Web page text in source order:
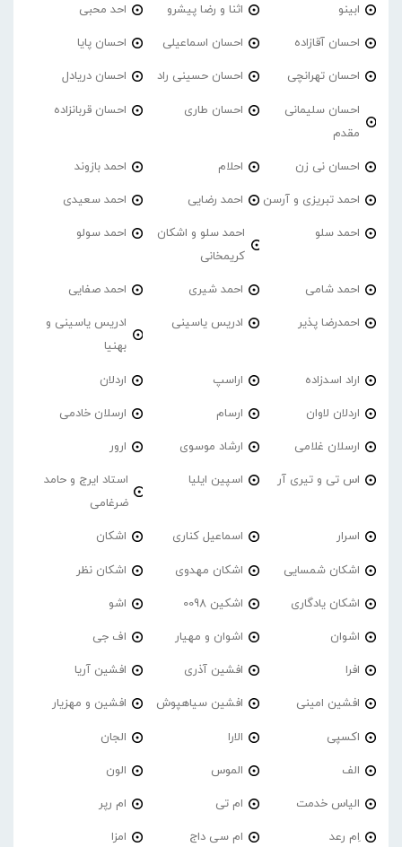
ابینو اثنا و رضا پیشرو احد محبی
احسان آقازاده احسان اسماعیلی احسان پایا
احسان تهرانچی احسان حسینی راد احسان دریادل
احسان سلیمانی
مقدم
احسان طاری احسان قربانزاده
احسان نی زن احلام احمد بازوند
احمد تبریزی و آرسن احمد‌ رضایی احمد سعیدی
احمد سلو
احمد سلو و اشکان
کریمخانی
احمد سولو
احمد شامی احمد شیری احمد صفایی
احمدرضا پذیر ادریس یاسینی
ادریس یاسینی و
بهنیا
اراد اسدزاده اراسپ اردلان
اردلان لاوان ارسام ارسلان خادمی
ارسلان غلامی ارشاد موسوی ارور
اس تی و تیری آر اسپین ایلیا
استاد ایرج و حامد
ضرغامی
اسرار اسماعیل کناری اشکان
اشکان شمسایی اشکان مهدوی اشکان نظر
اشکان یادگاری اشکین 0098 اشو
اشوان اشوان و مهیار اف جی
افرا افشین آذری افشین آریا
افشین امینی افشین سیاهپوش افشین و مهزیار
اکسپی الارا الجان
الف الموس الون
الیاس خدمت ام تی ام رپر
اِم رعد ام سی داج امزا